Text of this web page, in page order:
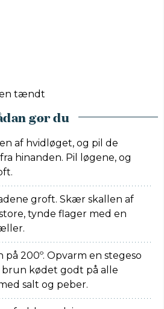
tændt
gør du
af hvidløget, og pil de
hinanden. Pil løgene, og
groft. Skær skallen af
tynde flager med en
200º. Opvarm en stegeso
brun kødet godt på alle
salt og peber.